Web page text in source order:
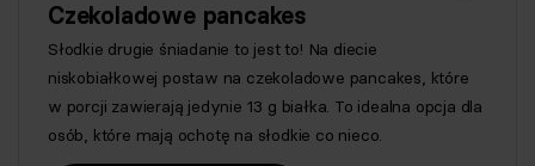
Czekoladowe pancakes
Słodkie drugie śniadanie to jest to! Na diecie
niskobiałkowej postaw na czekoladowe pancakes, które
w porcji zawierają jedynie 13 g białka. To idealna opcja dla
osób, które mają ochotę na słodkie co nieco.